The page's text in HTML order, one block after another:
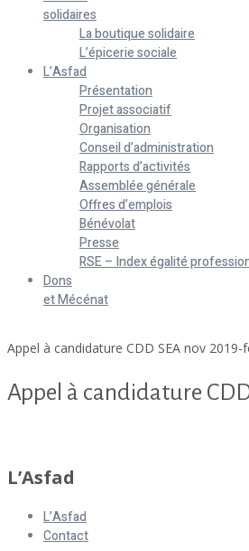
solidaires
La boutique solidaire
L’épicerie sociale
L’Asfad
Présentation
Projet associatif
Organisation
Conseil d’administration
Rapports d’activités
Assemblée générale
Offres d’emplois
Bénévolat
Presse
RSE – Index égalité
Dons
et Mécénat
Appel à candidature CDD SEA nov 2019-
Appel à candidature
L’Asfad
L’Asfad
Contact